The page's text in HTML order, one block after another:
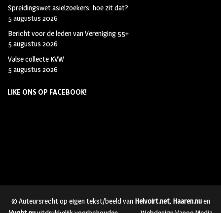
Spreidingswet asielzoekers: hoe zit dat?
5 augustus 2026
Bericht voor de leden van Vereniging 55+
5 augustus 2026
Valse collecte KVW
5 augustus 2026
LIKE ONS OP FACEBOOK!
© Auteursrecht op eigen tekst/beeld van Helvoirt.net, Haaren.nuen